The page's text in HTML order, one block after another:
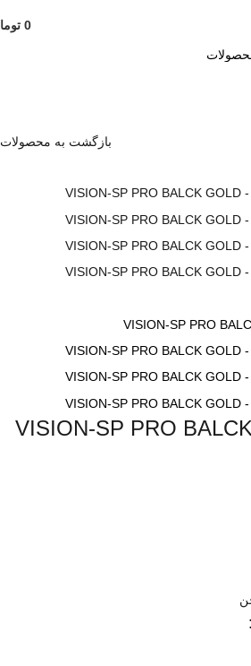
0
بازگشت به محصولات
کاخن PUR مدل VISION-SP PRO BALCK